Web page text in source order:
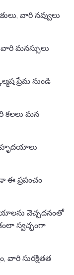
వారి నవ్వులు
మనస్సులు
ప్రేమ నుండి
కలలు మన
హృదయాలు
ఈ ప్రపంచం
వెచ్చదనంతో
స్వచ్ఛంగా
వారి సురక్షితత